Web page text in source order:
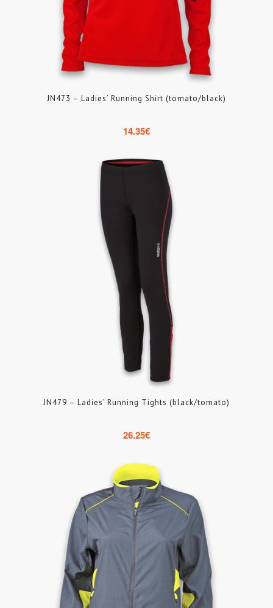
JN473 – Ladies’ Running Shirt (tomato/black)
14.35€
JN479 – Ladies’ Running Tights (black/tomato)
26.25€